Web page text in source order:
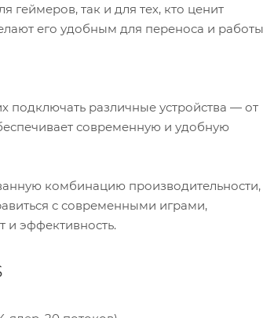
геймеров, так и для тех, кто ценит
его удобным для переноса и работы
различные устройства — от
современную и удобную
комбинацию производительности,
с современными играми,
и эффективность.